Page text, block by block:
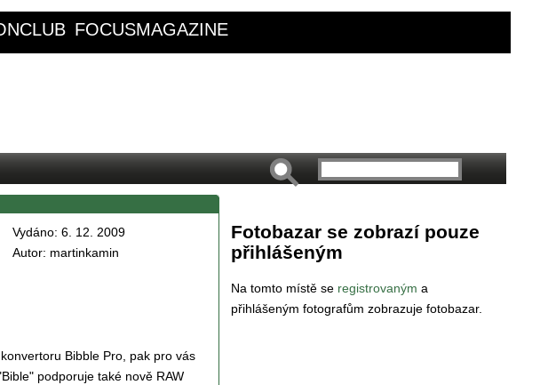
FOCUSMAGAZINE
Vydáno: 6. 12. 2009
Autor: martinkamin
Bibble Pro, pak pro vás
podporuje také nově RAW
Fotobazar se zobrazí pouze
přihlášeným
Na tomto místě se registrovaným a
přihlášeným fotografům zobrazuje fotobazar.